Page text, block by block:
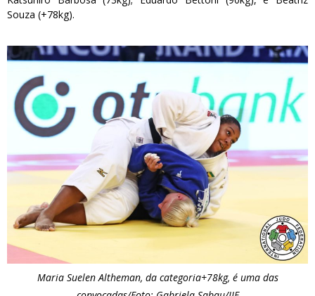
Souza (+78kg).
Maria Suelen Altheman, da categoria+78kg, é uma das